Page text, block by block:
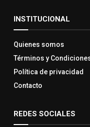
INSTITUCIONAL
Quienes somos
Términos y
Política de privacidad
Contacto
REDES SOCIALES